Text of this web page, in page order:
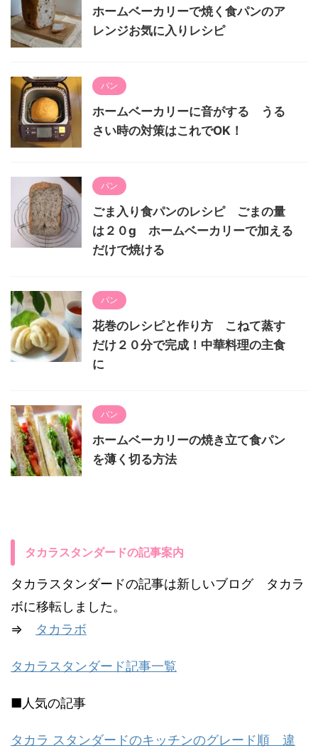
ホームベーカリーで焼く食パンのア
レンジお気に入りレシピ
パン
ホームベーカリーに音がする うる
さい時の対策はこれでOK！
パン
ごま入り食パンのレシピ ごまの量
は２０g ホームベーカリーで加える
だけで焼ける
パン
花巻のレシピと作り方 こねて蒸す
だけ２０分で完成！中華料理の主食
に
パン
ホームベーカリーの焼き立て食パン
を薄く切る方法
タカラスタンダードの記事案内
タカラスタンダードの記事は新しいブログ タカラ
ボに移転しました。
⇒ タカラボ
タカラスタンダード記事一覧
■人気の記事
タカラ スタンダードのキッチンのグレード順 違